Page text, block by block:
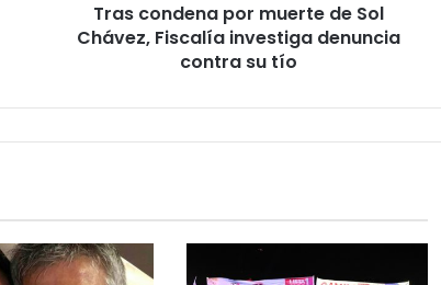
Tras condena por muerte de Sol
Chávez, Fiscalía investiga denuncia
contra su tío